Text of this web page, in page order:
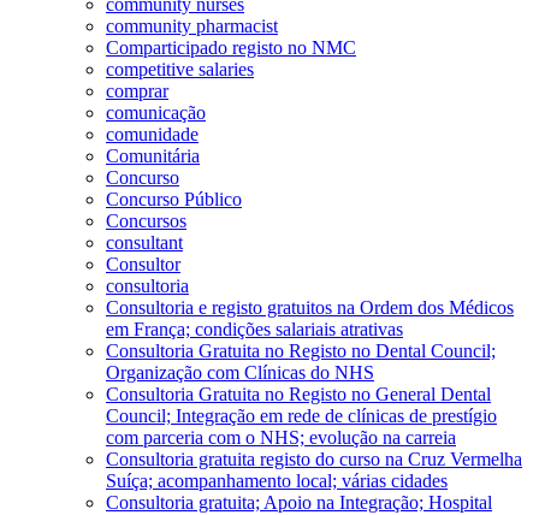
community pharmacist
Comparticipado registo no NMC
competitive salaries
comprar
comunicação
comunidade
Comunitária
Concurso
Concurso Público
Concursos
consultant
Consultor
consultoria
Consultoria e registo gratuitos na Ordem dos Médicos
em França; condições salariais atrativas
Consultoria Gratuita no Registo no Dental Council;
Organização com Clínicas do NHS
Consultoria Gratuita no Registo no General Dental
Council; Integração em rede de clínicas de prestígio
com parceria com o NHS; evolução na carreia
Consultoria gratuita registo do curso na Cruz Vermelha
Suíça; acompanhamento local; várias cidades
Consultoria gratuita; Apoio na Integração; Hospital